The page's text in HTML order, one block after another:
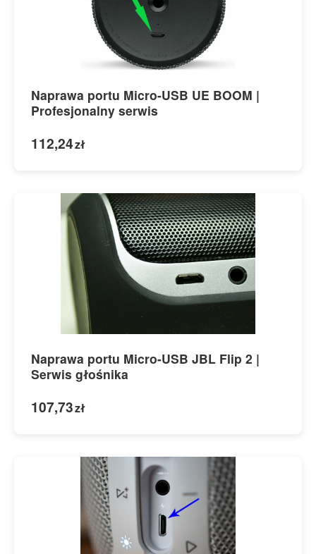
Naprawa portu Micro-USB UE BOOM |
Profesjonalny serwis
112,24zł
Naprawa portu Micro-USB JBL Flip 2 |
Serwis głośnika
107,73zł